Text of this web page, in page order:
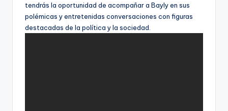
tendrás la oportunidad de acompañar a Bayly en sus
polémicas y entretenidas conversaciones con figuras
destacadas de la política y la sociedad.